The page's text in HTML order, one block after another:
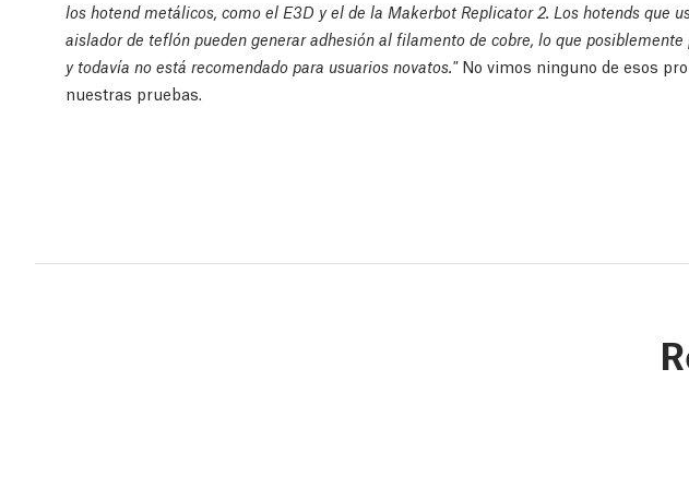
los hotend metálicos, como el E3D y el de la Makerbot Replicator 2. Los hotends que
aislador de teflón pueden generar adhesión al filamento de cobre, lo que posiblemente
y todavía no está recomendado para usuarios novatos." No vimos ninguno de esos
nuestras pruebas.